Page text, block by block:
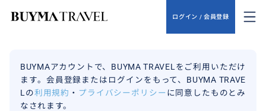
ログイン / 会員登録
BUYMAアカウントで、BUYMA TRAVELをご利用いただけ
ます。会員登録またはログインをもって、BUYMA TRAVE
Lの利用規約 ・ プライバシーポリシー に同意したものとみ
なされます。